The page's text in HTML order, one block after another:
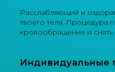
Расслабляющий и
твоего тела. Процедура
кровообращение и
Индивидуальные